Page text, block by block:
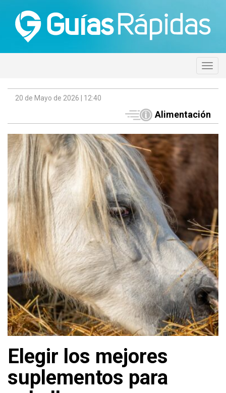
20 de Mayo de 2026 | 12:40
Alimentación
Elegir los mejores
suplementos para